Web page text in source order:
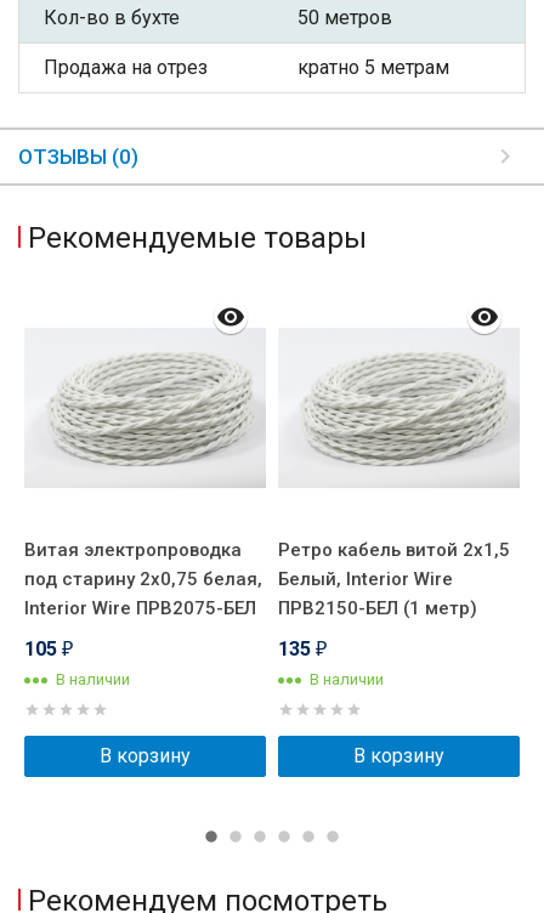
Кол-во в бухте 50 метров
Продажа на отрез кратно 5 метрам
ОТЗЫВЫ (0)
Рекомендуемые товары
Витая электропроводка
под старину 2x0,75 белая,
Interior Wire ПРВ2075-БЕЛ
105 ₽
В наличии
В корзину
Ретро кабель витой 2x1,5
Белый, Interior Wire
ПРВ2150-БЕЛ (1 метр)
135 ₽
В наличии
В корзину
Рекомендуем посмотреть